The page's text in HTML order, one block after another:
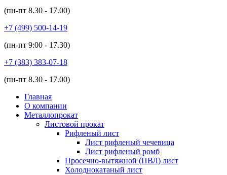
(пн-пт 8.30 - 17.00)
+7 (499) 500-14-19
(пн-пт 9:00 - 17.30)
+7 (383) 383-07-18
(пн-пт 8.30 - 17.00)
Главная
О компании
Металлопрокат
Листовой прокат
Рифленый лист
Лист рифленый чечевица
Лист рифленый ромб
Просечно-вытяжной (ПВЛ) лист
Холоднокатаный лист